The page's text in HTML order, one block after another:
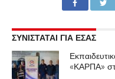
ΣΥΝΙΣΤΑΤΑΙ ΓΙΑ ΕΣΑΣ
«ΚΑΡΠΑ»